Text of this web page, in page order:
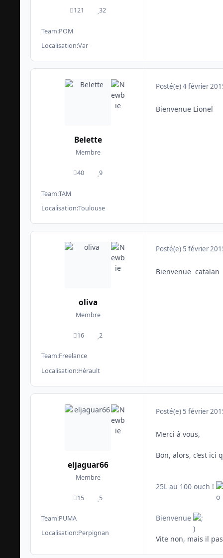
121
messages
32
Réputation
Team:POM
Localisation:Var
Belette
Membre
40
messages
9
Réputation
Team:TAM
Localisation:Toulouse
Posté(e)4 février
Bienvenue Lionel
oliva
Membre
16
messages
2
Réputation
Team:Freelance
Localisation:Hérault
Posté(e) 5 février
Bienvenue catalan
eljaguar66
Membre
15
messages
5
Réputation
Team:PUMA
Localisation:Perpignan
Posté(e) 5 février
Merci à vous,
Bon, alors, c’est ici
25L au 100 ouch !
Bienvenue
Vite non, mais il